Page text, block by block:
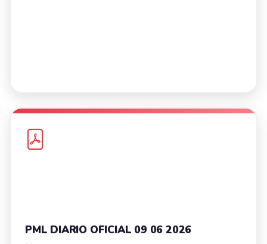
PML DIARIO OFICIAL 09 06 2026